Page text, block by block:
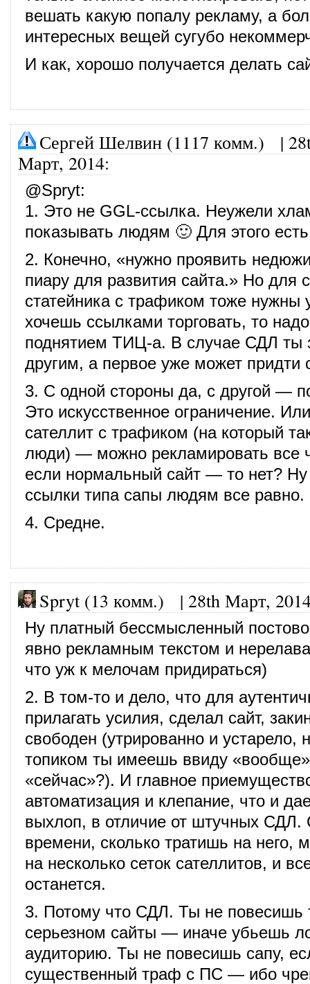
вешать какую попалу рекламу, а
интересных вещей сугубо
И как, хорошо получается делать
Сергей Шелвин (1117 комм.) |
Март, 2014:
@Spryt:
1. Это не GGL-ссылка. Неужели
показывать людям 🙂 Для этого
2. Конечно, «нужно проявить
пиару для развития сайта.» Но для
статейника с трафиком тоже нужны
хочешь ссылками торговать, то
поднятием ТИЦ-а. В случае СДЛ ты
другим, а первое уже может придти
3. С одной стороны да, с другой —
Это искусственное ограничение.
сателлит с трафиком (на который
люди) — можно рекламировать все
если нормальный сайт — то нет?
ссылки типа сапы людям все равно.
4. Средне.
Spryt (13 комм.) | 28th Март,
Ну платный бессмысленный
явно рекламным текстом и
что уж к мелочам придираться)
2. В том-то и дело, что для
прилагать усилия, сделал сайт,
свободен (утрированно и устарело,
топиком ты имеешь ввиду
«сейчас»?). И главное
автоматизация и клепание, что и
выхлоп, в отличие от штучных СДЛ.
времени, сколько тратишь на него,
на несколько сеток сателлитов, и
останется.
3. Потому что СДЛ. Ты не повесишь
серьезном сайты — иначе убьешь
аудиторию. Ты не повесишь сапу,
существенный траф с ПС — ибо